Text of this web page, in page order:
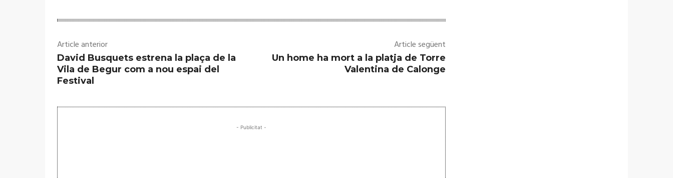
Article anterior
David Busquets estrena la plaça de la
Vila de Begur com a nou espai del
Festival
Article següent
Un home ha mort a la platja de Torre
Valentina de Calonge
- Publicitat -